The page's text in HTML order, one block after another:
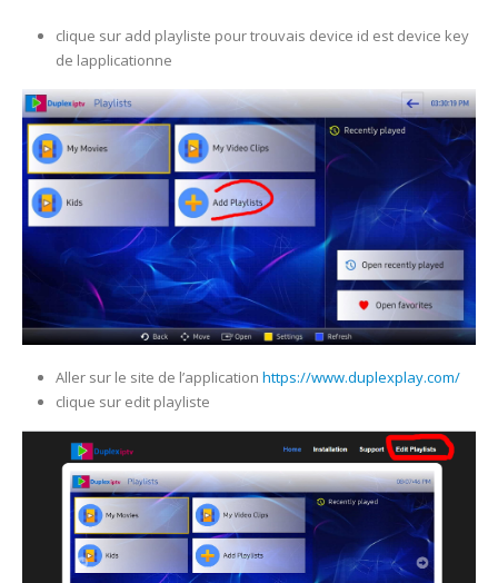
clique sur add playliste pour trouvais device id est device key
de lapplicationne
Aller sur le site de l’application https://www.duplexplay.com/
clique sur edit playliste